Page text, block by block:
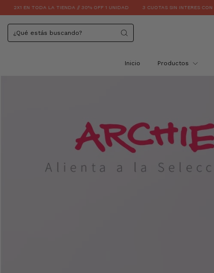
// 30% OFF 1 UNIDAD 3 CUOTAS SIN INTERES CON TODAS LAS TARJETAS
Inicio Productos